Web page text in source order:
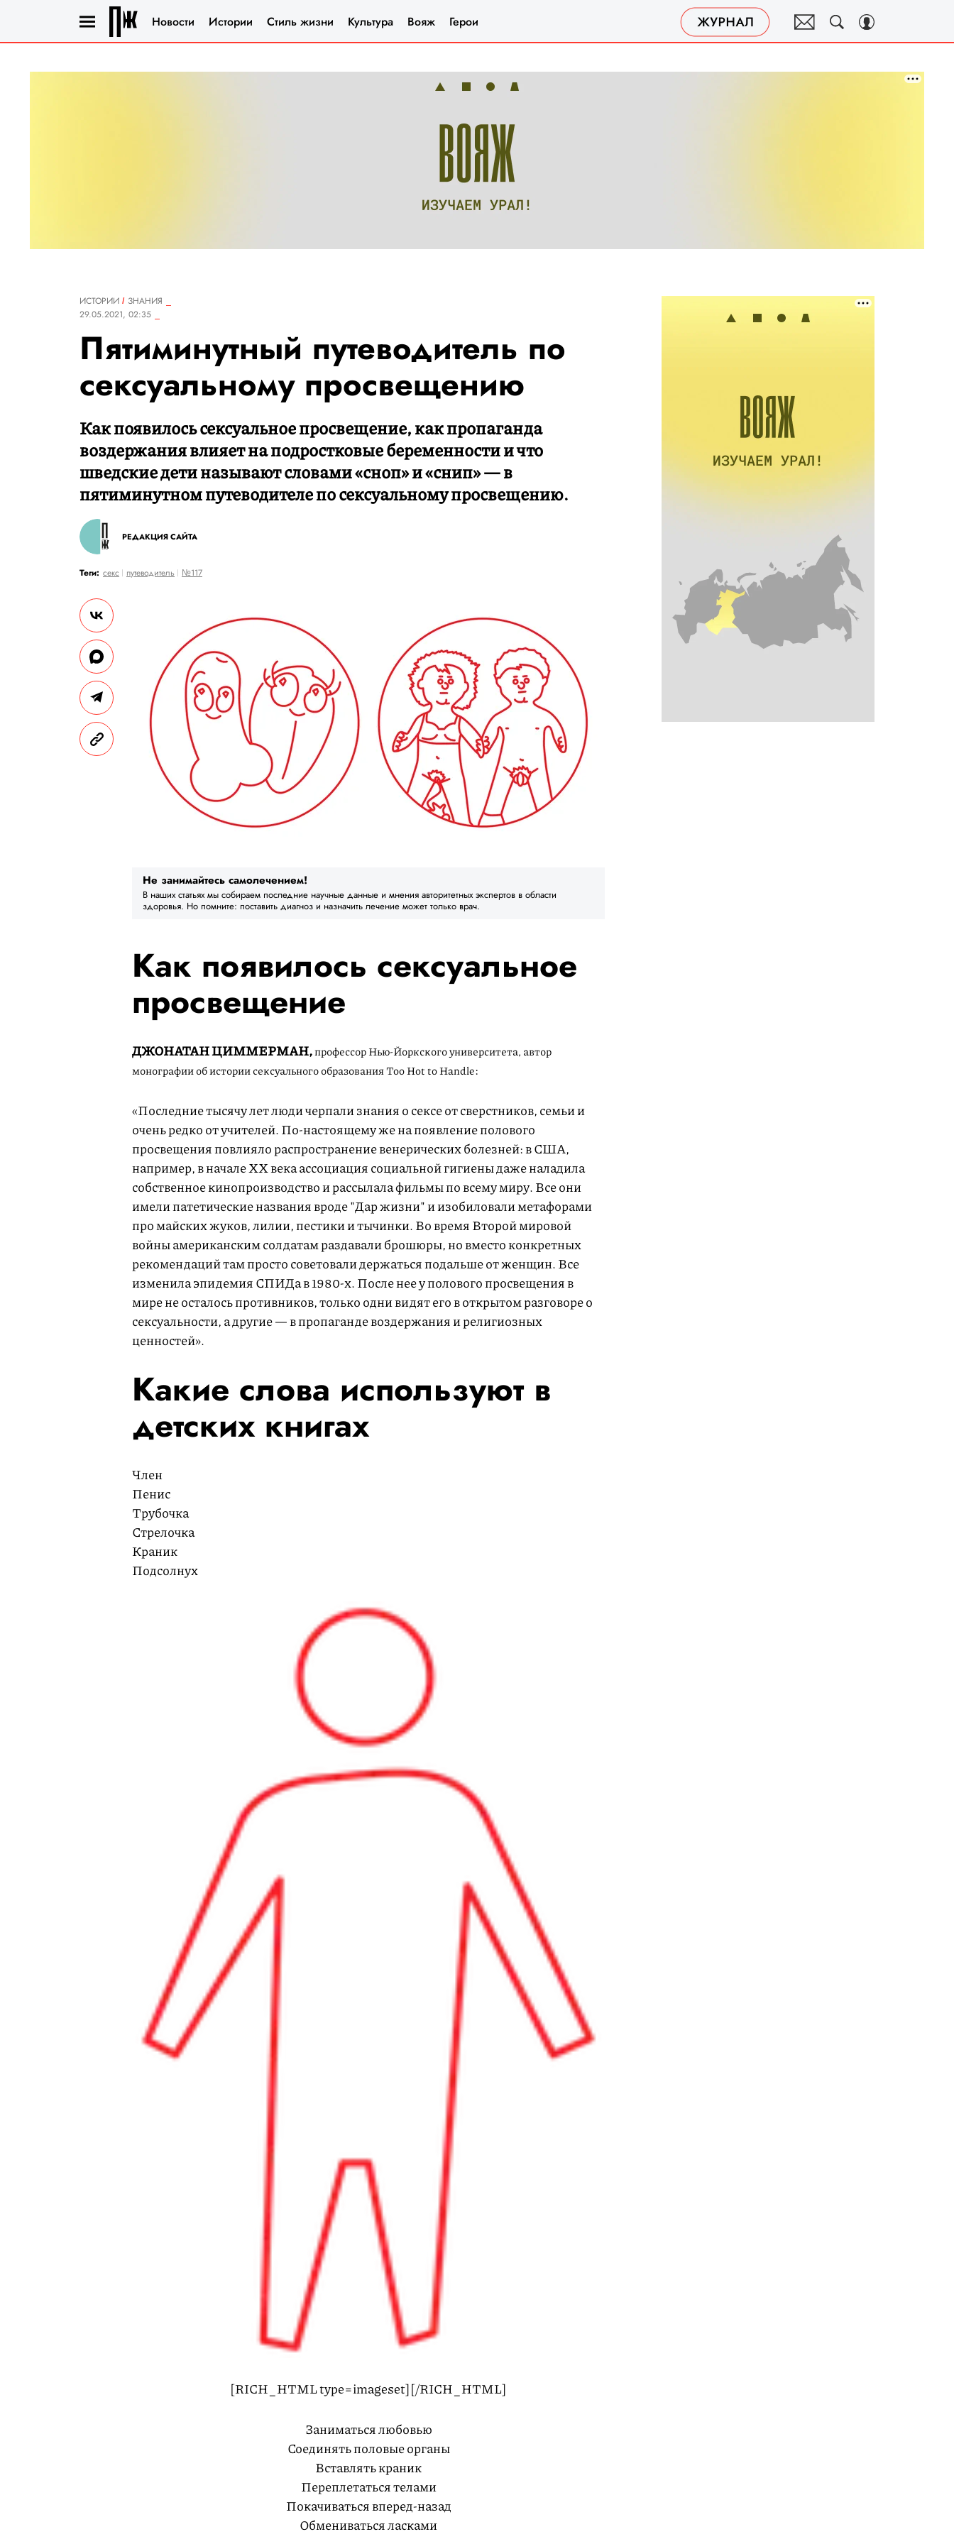
Новости Истории Стиль жизни Культура Вояж Герои
ИСТОРИИ
ЗНАНИЯ
29.05.2021, 02:35
Пятиминутный путеводитель по
сексуальному просвещению
Как появилось сексуальное просвещение, как пропаганда
воздержания влияет на подростковые беременности и что
шведские дети называют словами «сноп» и «снип» — в
пятиминутном путеводителе по сексуальному просвещению.
РЕДАКЦИЯ САЙТА
Теги: секс путеводитель №117
Не занимайтесь самолечением!
В наших статьях мы собираем последние научные данные и мнения авторитетных экспертов в области
здоровья. Но помните: поставить диагноз и назначить лечение может только врач.
Как появилось сексуальное
просвещение
ДЖОНАТАН ЦИММЕРМАН,профессор Нью-Йоркского университета, автор
монографии об истории сексуального образования Too Hot to Handle:
«Последние тысячу лет люди черпали знания о сексе от сверстников, семьи и
очень редко от учителей. По-настоящему же на появление полового
просвещения повлияло распространение венерических болезней: в США,
например, в начале XX века ассоциация социальной гигиены даже наладила
собственное кинопроизводство и рассылала фильмы по всему миру. Все они
имели патетические названия вроде "Дар жизни" и изобиловали метафорами
про майских жуков, лилии, пестики и тычинки. Во время Второй мировой
войны американским солдатам раздавали брошюры, но вместо конкретных
рекомендаций там просто советовали держаться подальше от женщин. Все
изменила эпидемия СПИДа в 1980-х. После нее у полового просвещения в
мире не осталось противников, только одни видят его в открытом разговоре о
сексуальности, а другие — в пропаганде воздержания и религиозных
ценностей».
Какие слова используют в
детских книгах
Член
Пенис
Трубочка
Стрелочка
Краник
Подсолнух
[RICH_HTML type=imageset][/RICH_HTML]
Заниматься любовью
Соединять половые органы
Вставлять краник
Переплетаться телами
Покачиваться вперед-назад
Обмениваться ласками